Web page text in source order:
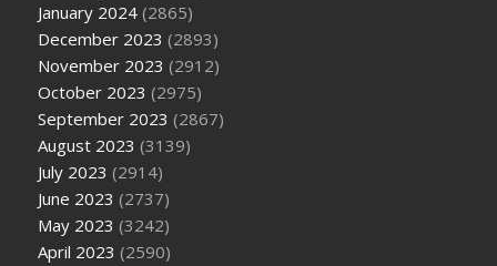
January 2024 (2865)
December 2023 (2893)
November 2023 (2912)
October 2023 (2975)
September 2023 (2867)
August 2023 (3139)
July 2023 (2914)
June 2023 (2737)
May 2023 (3242)
April 2023 (2590)